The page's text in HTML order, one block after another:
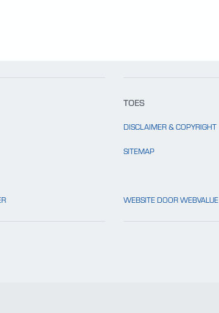
TOES
DISCLAIMER & COPYRIGHT
SITEMAP
WEBSITE DOOR WEBVALUE